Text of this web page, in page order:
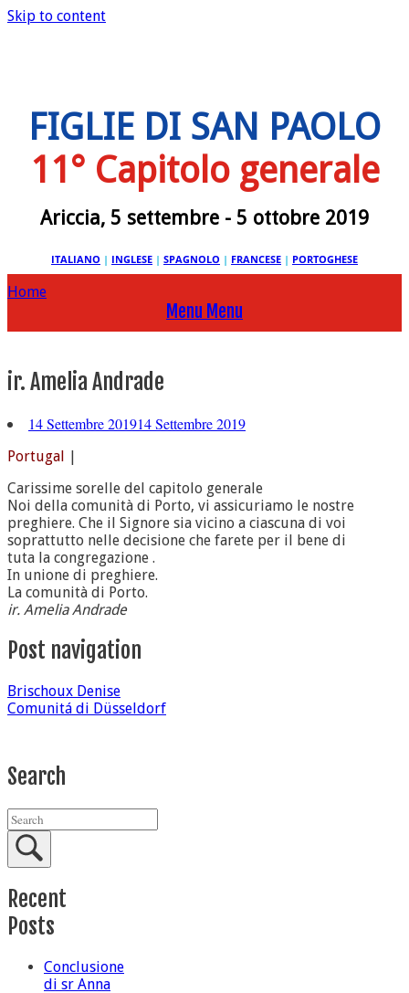
Skip to content
FIGLIE DI SAN PAOLO
11° Capitolo generale
Ariccia, 5 settembre - 5 ottobre 2019
ITALIANO | INGLESE | SPAGNOLO | FRANCESE | PORTOGHESE
Home
Menu Menu
ir. Amelia Andrade
14 Settembre 201914 Settembre 2019
Portugal |
Carissime sorelle del capitolo generale
Noi della comunità di Porto, vi assicuriamo le nostre
preghiere. Che il Signore sia vicino a ciascuna di voi
soprattutto nelle decisione che farete per il bene di
tuta la congregazione .
In unione di preghiere.
La comunità di Porto.
ir. Amelia Andrade
Post navigation
Brischoux Denise
Comunitá di Düsseldorf
Search
Recent
Posts
Conclusione
di sr Anna